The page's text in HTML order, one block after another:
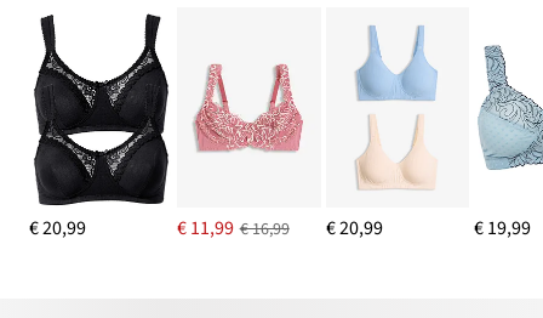
€ 20,99 € 11,99 € 16,99 € 20,99 € 19,99